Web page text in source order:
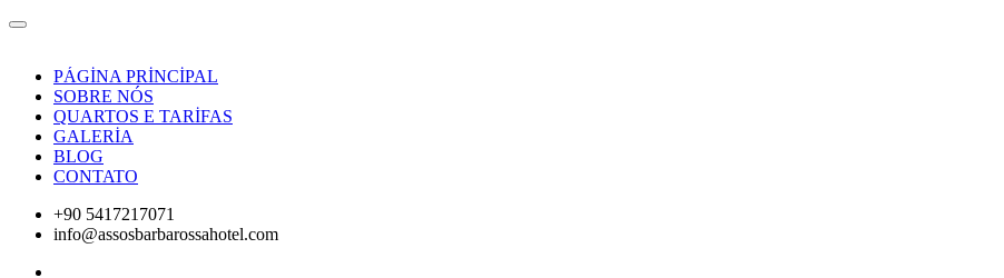
PÁGİNA PRİNCİPAL
SOBRE NÓS
QUARTOS E TARİFAS
GALERİA
BLOG
CONTATO
+90 5417217071
info@assosbarbarossahotel.com